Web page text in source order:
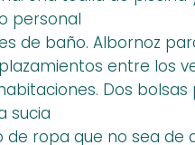
personal
de baño. Albornoz
entre los
Dos bolsas
sucia
de ropa que no sea de